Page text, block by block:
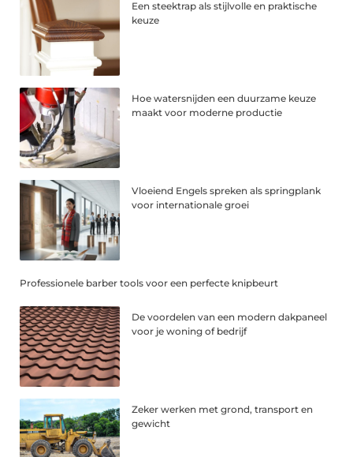
Een steektrap als stijlvolle en praktische
keuze
Hoe watersnijden een duurzame keuze
maakt voor moderne productie
Vloeiend Engels spreken als springplank
voor internationale groei
Professionele barber tools voor een perfecte knipbeurt
De voordelen van een modern dakpaneel
voor je woning of bedrijf
Zeker werken met grond, transport en
gewicht